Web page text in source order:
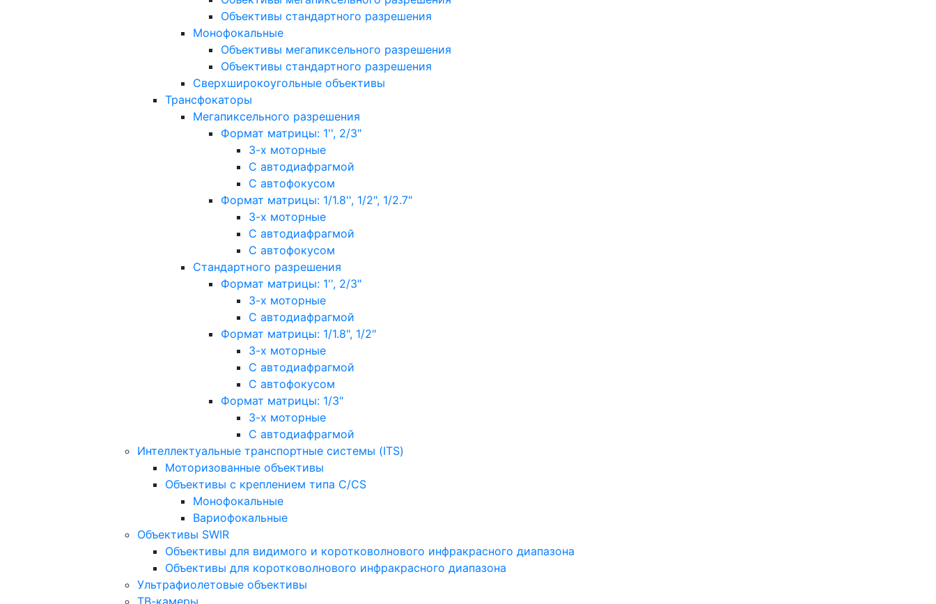
Объективы стандартного разрешения
Монофокальные
Объективы мегапиксельного разрешения
Объективы стандартного разрешения
Сверхширокоугольные объективы
Трансфокаторы
Мегапиксельного разрешения
Формат матрицы: 1'', 2/3"
3-х моторные
С автодиафрагмой
С автофокусом
Формат матрицы: 1/1.8'', 1/2", 1/2.7"
3-х моторные
С автодиафрагмой
С автофокусом
Стандартного разрешения
Формат матрицы: 1'', 2/3"
3-х моторные
С автодиафрагмой
Формат матрицы: 1/1.8", 1/2"
3-х моторные
С автодиафрагмой
С автофокусом
Формат матрицы: 1/3"
3-х моторные
С автодиафрагмой
Интеллектуальные транспортные системы (ITS)
Моторизованные объективы
Объективы с креплением типа C/CS
Монофокальные
Вариофокальные
Объективы SWIR
Объективы для видимого и коротковолнового инфракрасного диапазона
Объективы для коротковолнового инфракрасного диапазона
Ультрафиолетовые объективы
ТВ-камеры